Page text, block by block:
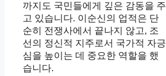
까지도 국민들에게 깊은 감동을 주
고 있습니다. 이순신의 업적은 단
순히 전쟁사에서 끝나지 않고, 조
선의 정신적 지주로서 국가적 자긍
심을 높이는 데 중요한 역할을 했
습니다.